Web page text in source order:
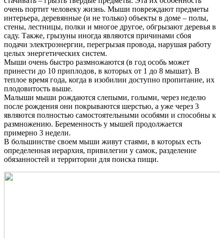
очень портит человеку жизнь. Мыши повреждают предметы
интерьера, деревянные (и не только) объекты в доме – полы,
стены, лестницы, полки и многое другое, обгрызают деревья в
саду. Также, грызуны иногда являются причинами сбоя
подачи электроэнергии, перегрызая провода, нарушая работу
целых энергетических систем.
Мыши очень быстро размножаются (в год особь может
принести до 10 приплодов, в которых от 1 до 8 мышат). В
теплое время года, когда в изобилии доступно пропитание, их
плодовитость выше.
Малыши мыши рождаются слепыми, голыми, через неделю
после рождения они покрываются шерстью, а уже через 3
являются полностью самостоятельными особями и способны к
размножению. Беременность у мышей продолжается
примерно 3 недели.
В большинстве своем мыши живут стаями, в которых есть
определенная иерархия, привилегии у самок, разделение
обязанностей и территории для поиска пищи.